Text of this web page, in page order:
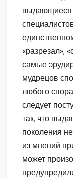
выдающиеся
«разрезал»,
самые
мудрецов
любого
следует
так, что
поколения
из мнений
может